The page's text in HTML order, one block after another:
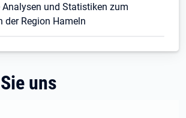
Analysen und Statistiken zum
der Region Hameln
uns